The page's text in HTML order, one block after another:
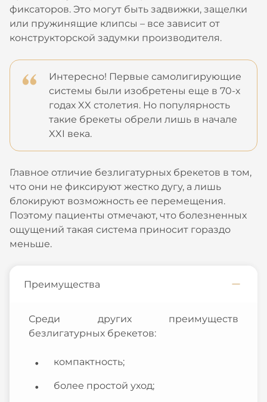
фиксаторов. Это могут быть задвижки, защелки
или пружинящие клипсы – все зависит от
конструкторской задумки производителя.
Интересно! Первые самолигирующие
системы были изобретены еще в 70-х
годах XX столетия. Но популярность
такие брекеты обрели лишь в начале
XXI века.
Главное отличие безлигатурных брекетов в том,
что они не фиксируют жестко дугу, а лишь
блокируют возможность ее перемещения.
Поэтому пациенты отмечают, что болезненных
ощущений такая система приносит гораздо
меньше.
Преимущества
Среди других преимуществ
безлигатурных брекетов:
компактность;
более простой уход;